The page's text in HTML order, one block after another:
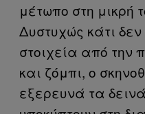
μέτωπο στη μικρή
Δυστυχώς κάτι
στοιχεία από την
και ζόμπι, ο
εξερευνά τα